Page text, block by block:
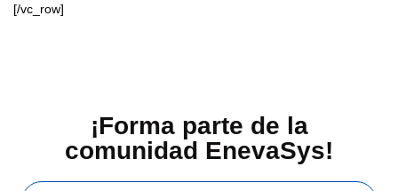
[/vc_row]
¡Forma parte de la
comunidad EnevaSys!